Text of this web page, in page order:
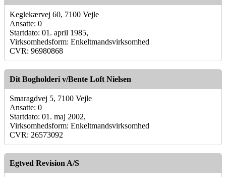
Keglekærvej 60, 7100 Vejle
Ansatte: 0
Startdato: 01. april 1985,
Virksomhedsform: Enkeltmandsvirksomhed
CVR: 96980868
Dit Bogholderi v/Bente Loft Nielsen
Smaragdvej 5, 7100 Vejle
Ansatte: 0
Startdato: 01. maj 2002,
Virksomhedsform: Enkeltmandsvirksomhed
CVR: 26573092
Egtved Revision A/S